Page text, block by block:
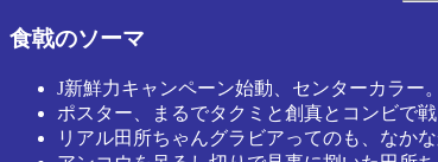
食戟のソーマ
J新鮮力キャンペーン始動、センターカラー。
ポスター、まるでタクミと創真とコンビで
リアル田所ちゃんグラビアってのも、なか